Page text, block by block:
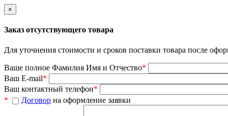
×
Заказ отсутствующего товара
Для уточнения стоимости и сроков поставки товара после
Ваше полное Фамилия Имя и Отчество*
Ваш E-mail*
Ваш контактный телефон*
*
Договор на оформление заявки